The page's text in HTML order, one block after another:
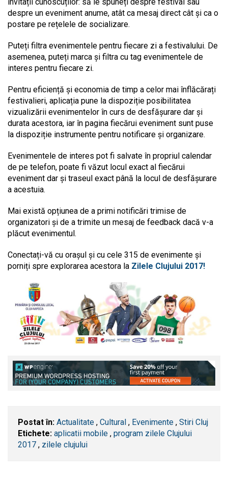
despre un eveniment anume, atât ca mesaj direct cât și ca o
postare pe rețelele de socializare.
Puteți filtra evenimentele pentru fiecare zi a festivalului. De
asemenea, puteți marca și filtra cu tag evenimentele de
interes pentru fiecare zi.
Pentru eficiență și economia de timp a celor mai înflăcărați
festivalieri, aplicația pune la dispoziție posibilitatea
vizualizării evenimentelor în curs de desfășurare dar și
durata acestora, iar în pagina fiecărui eveniment sunt puse
la dispoziție instrumente pentru notificare și organizare.
Evenimentele de interes pot fi salvate în propriul calendar
de pe telefon, poate fi văzut locul exact al fiecărui
eveniment dar și traseul exact până la locul de desfășurare
a acestuia.
Mai există opțiunea de a primi notificări trimise de
organizatori și de a trimite un mesaj de feedback dacă v-a
plăcut evenimentul.
Conectați-vă cu orașul și cu cele 315 de evenimente și
porniți spre explorarea acestora la Zilele Clujului 2017!
Postat în: Actualitate , Cultural , Evenimente , Stiri Cluj
Etichete: aplicatii mobile , program zilele Clujului
2017 , zilele clujului